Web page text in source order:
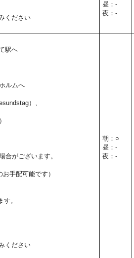
ください
昼：-
夜：-
駅へ
ルムへ
）、
合がございます。
手配可能です）
。
ください
朝：○
昼：-
夜：-